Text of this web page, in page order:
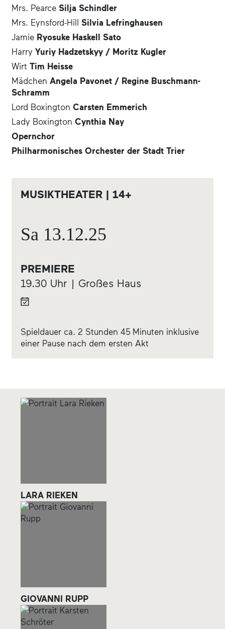
Mrs. Pearce Silja Schindler
Mrs. Eynsford-Hill
Silvia Lefringhausen
Jamie Ryosuke Haskell Sato
Harry Yuriy Hadzetskyy / Moritz Kugler
Wirt Tim Heisse
Mädchen Angela Pavonet / Regine Buschmann-
Schramm
Lord Boxington Carsten Emmerich
Lady Boxington Cynthia Nay
Opernchor
Philharmonisches Orchester der Stadt Trier
MUSIKTHEATER | 14+
Sa 13.12.25
PREMIERE
19.30 Uhr | Großes Haus
Spieldauer ca. 2 Stunden 45 Minuten inklusive
einer Pause nach dem ersten Akt
LARA RIEKEN
GIOVANNI RUPP